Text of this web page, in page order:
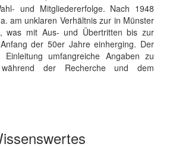
und Mitgliedererfolge. Nach 1948
am unklaren Verhältnis zur in Münster
was mit Aus- und Übertritten bis zur
der 50er Jahre einherging. Der
umfangreiche Angaben zu
der Recherche und dem